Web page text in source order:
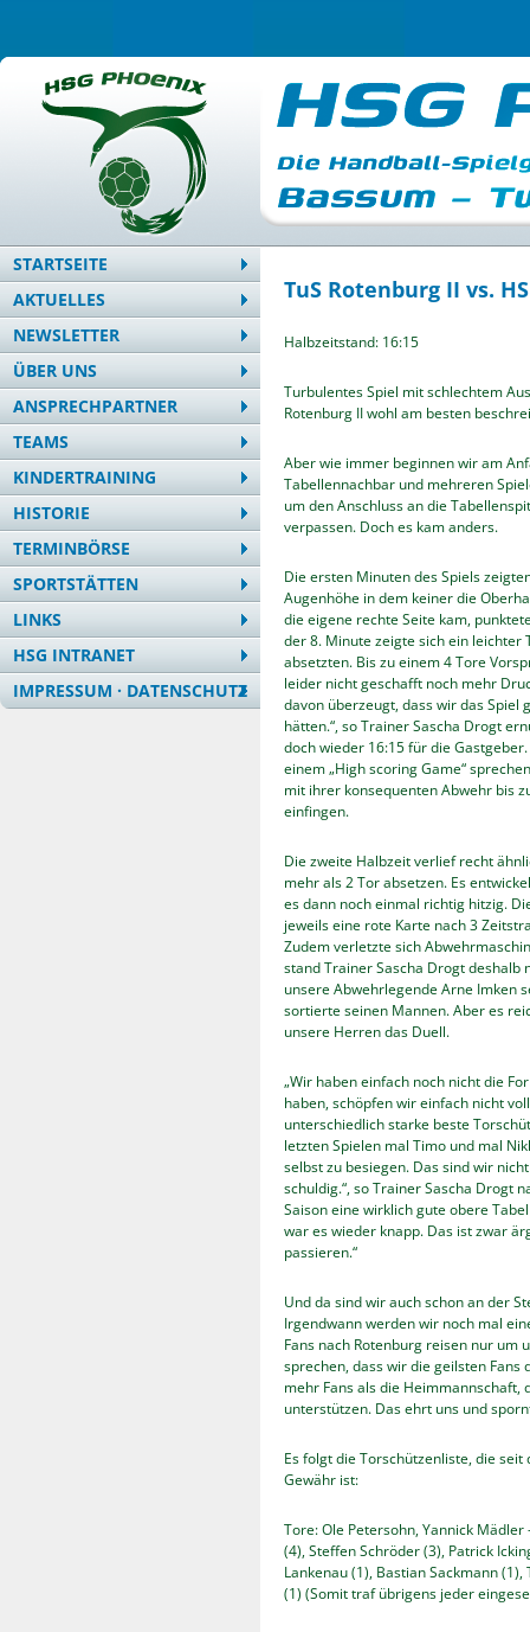
STARTSEITE
AKTUELLES
NEWSLETTER
ÜBER UNS
ANSPRECHPARTNER
TEAMS
KINDERTRAINING
HISTORIE
TERMINBÖRSE
SPORTSTÄTTEN
LINKS
HSG INTRANET
IMPRESSUM · DATENSCHUTZ
TuS Rotenburg II vs.
Halbzeitstand: 16:15
Turbulentes Spiel mit schlechtem
Rotenburg II wohl am besten
Aber wie immer beginnen wir am
Tabellennachbar und mehreren
um den Anschluss an die
verpassen. Doch es kam anders.
Die ersten Minuten des Spiels
Augenhöhe in dem keiner die
die eigene rechte Seite kam,
der 8. Minute zeigte sich ein
absetzten. Bis zu einem 4 Tore
leider nicht geschafft noch mehr
davon überzeugt, dass wir das
hätten.“, so Trainer Sascha Drogt
doch wieder 16:15 für die
einem „High scoring Game“
mit ihrer konsequenten Abwehr bis
einfingen.
Die zweite Halbzeit verlief recht
mehr als 2 Tor absetzen. Es
es dann noch einmal richtig hitzig.
jeweils eine rote Karte nach 3
Zudem verletzte sich
stand Trainer Sascha Drogt deshalb
unsere Abwehrlegende Arne Imken
sortierte seinen Mannen. Aber es
unsere Herren das Duell.
„Wir haben einfach noch nicht die
haben, schöpfen wir einfach nicht
unterschiedlich starke beste
letzten Spielen mal Timo und mal
selbst zu besiegen. Das sind wir
schuldig.“, so Trainer Sascha Drogt
Saison eine wirklich gute obere
war es wieder knapp. Das ist zwar
passieren.“
Und da sind wir auch schon an der
Irgendwann werden wir noch mal
Fans nach Rotenburg reisen nur um
sprechen, dass wir die geilsten
mehr Fans als die
unterstützen. Das ehrt uns und
Es folgt die Torschützenliste, die
Gewähr ist:
Tore: Ole Petersohn, Yannick
(4), Steffen Schröder (3), Patrick
Lankenau (1), Bastian Sackmann
(1) (Somit traf übrigens jeder